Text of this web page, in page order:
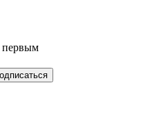
первым